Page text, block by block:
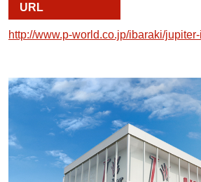
URL
http://www.p-world.co.jp/ibaraki/